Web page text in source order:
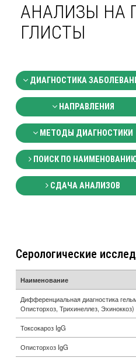
АНАЛИЗЫ НА
ГЛИСТЫ
ДИАГНОСТИКА
НАПРАВЛЕНИЯ
МЕТОДЫ ДИАГНОСТИКИ
ПОИСК ПО
СДАЧА АНАЛИЗОВ
Серологические
Наименование
Дифференциальная диагностика
Описторхоз, Трихинеллез, Эхиноккоз)
Токсокароз IgG
Описторхоз IgG